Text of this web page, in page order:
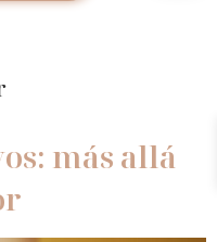
más allá